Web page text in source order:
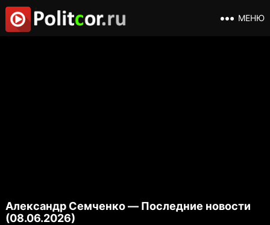
МЕНЮ
Александр Семченко — Последние новости
(08.06.2026)